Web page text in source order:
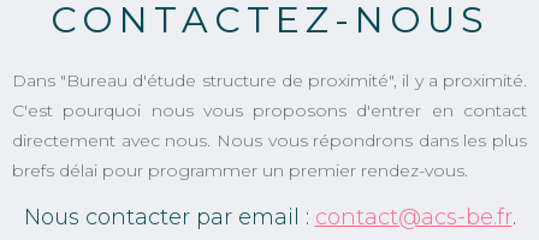
CONTACTEZ-NOUS
Dans "Bureau d'étude structure de proximité", il y a proximité.
C'est pourquoi nous vous proposons d'entrer en contact
directement avec nous. Nous vous répondrons dans les plus
brefs délai pour programmer un premier rendez-vous.
Nous contacter par email : contact@acs-be.fr.